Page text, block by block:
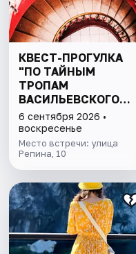
КВЕСТ-ПРОГУЛКА
"ПО ТАЙНЫМ
ТРОПАМ
ВАСИЛЬЕВСКОГО
ОСТРОВА"
6 сентября 2026 •
воскресенье
Место встречи: улица
Репина, 10